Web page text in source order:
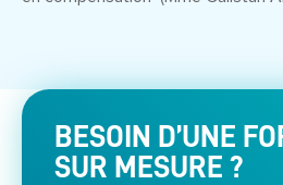
BESOIN D’UNE
SUR MESURE ?